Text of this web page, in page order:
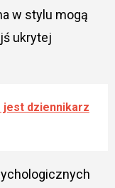
w stylu mogą
ukrytej
jest dziennikarz